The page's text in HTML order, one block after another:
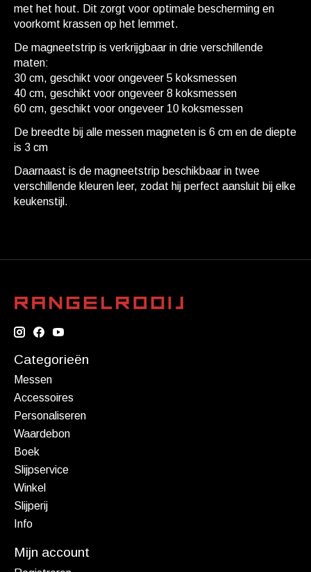
met het hout. Dit zorgt voor optimale bescherming en
voorkomt krassen op het lemmet.
De magneetstrip is verkrijgbaar in drie verschillende
maten:
30 cm, geschikt voor ongeveer 5 koksmessen
40 cm, geschikt voor ongeveer 8 koksmessen
60 cm, geschikt voor ongeveer 10 koksmessen
De breedte bij alle messen magneten is 6 cm en de diepte
is 3 cm
Daarnaast is de magneetstrip beschikbaar in twee
verschillende kleuren leer, zodat hij perfect aansluit bij elke
keukenstijl.
Categorieën
Messen
Accessoires
Personaliseren
Waardebon
Boek
Slijpservice
Winkel
Slijperij
Info
Mijn account